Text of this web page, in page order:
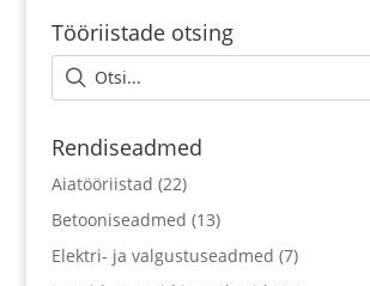
Tööriistade otsing
Rendiseadmed
Aiatööriistad (22)
Betooniseadmed (13)
Elektri- ja valgustuseadmed (7)